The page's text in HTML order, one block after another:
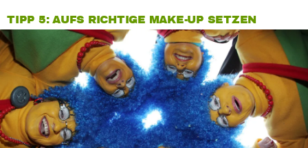
TIPP 5: AUFS RICHTIGE MAKE-UP SETZEN